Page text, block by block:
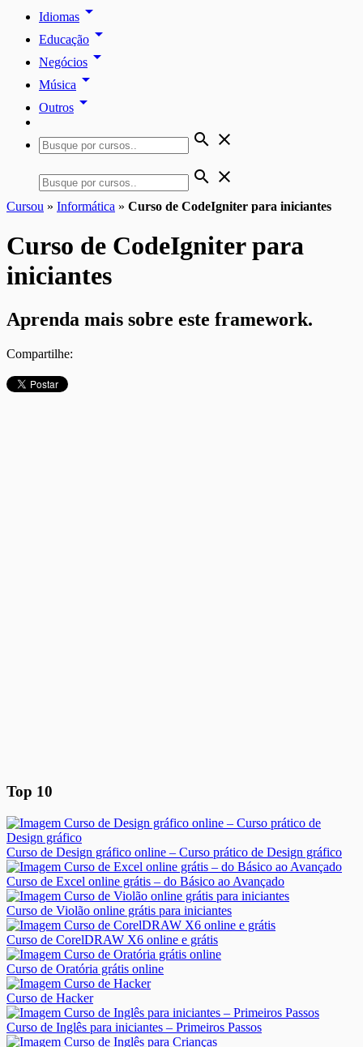
Idiomas arrow_drop_down
Educação arrow_drop_down
Negócios arrow_drop_down
Música arrow_drop_down
Outros arrow_drop_down
search close
search close
Cursou » Informática » Curso de CodeIgniter para iniciantes
Curso de CodeIgniter para
iniciantes
Aprenda mais sobre este framework.
Compartilhe:
Top 10
Curso de Design gráfico online – Curso prático de Design gráfico
Curso de Excel online grátis – do Básico ao Avançado
Curso de Violão online grátis para iniciantes
Curso de CorelDRAW X6 online e grátis
Curso de Oratória grátis online
Curso de Hacker
Curso de Inglês para iniciantes – Primeiros Passos